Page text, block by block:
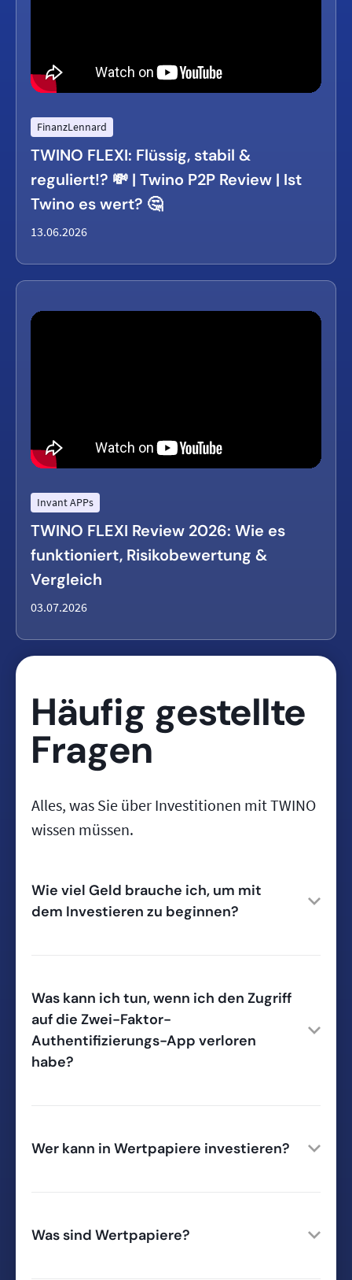
FinanzLennard
TWINO FLEXI: Flüssig, stabil &
reguliert!? 💸 | Twino P2P Review | Ist
Twino es wert? 🤔
13.06.2026
Invant APPs
TWINO FLEXI Review 2026: Wie es
funktioniert, Risikobewertung &
Vergleich
03.07.2026
Häufig gestellte
Fragen
Alles, was Sie über Investitionen mit TWINO
wissen müssen.
Wie viel Geld brauche ich, um mit
dem Investieren zu beginnen?
Was kann ich tun, wenn ich den Zugriff
auf die Zwei-Faktor-
Authentifizierungs-App verloren
habe?
Wer kann in Wertpapiere investieren?
Was sind Wertpapiere?